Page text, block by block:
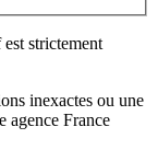
strictement
inexactes ou une
agence France